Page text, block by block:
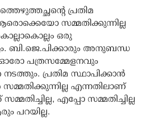
പ്രതിമ
സമ്മതിക്കുന്നില്ല
ഒരു
ബി.ജെ.പിക്കാരും അനുബന്ധ
പത്രസമ്മേളനവും
പ്രതിമ സ്ഥാപിക്കാന്‍
എന്നതിലാണ്
എപ്പോ സമ്മതിച്ചില്ല
പറയില്ല.